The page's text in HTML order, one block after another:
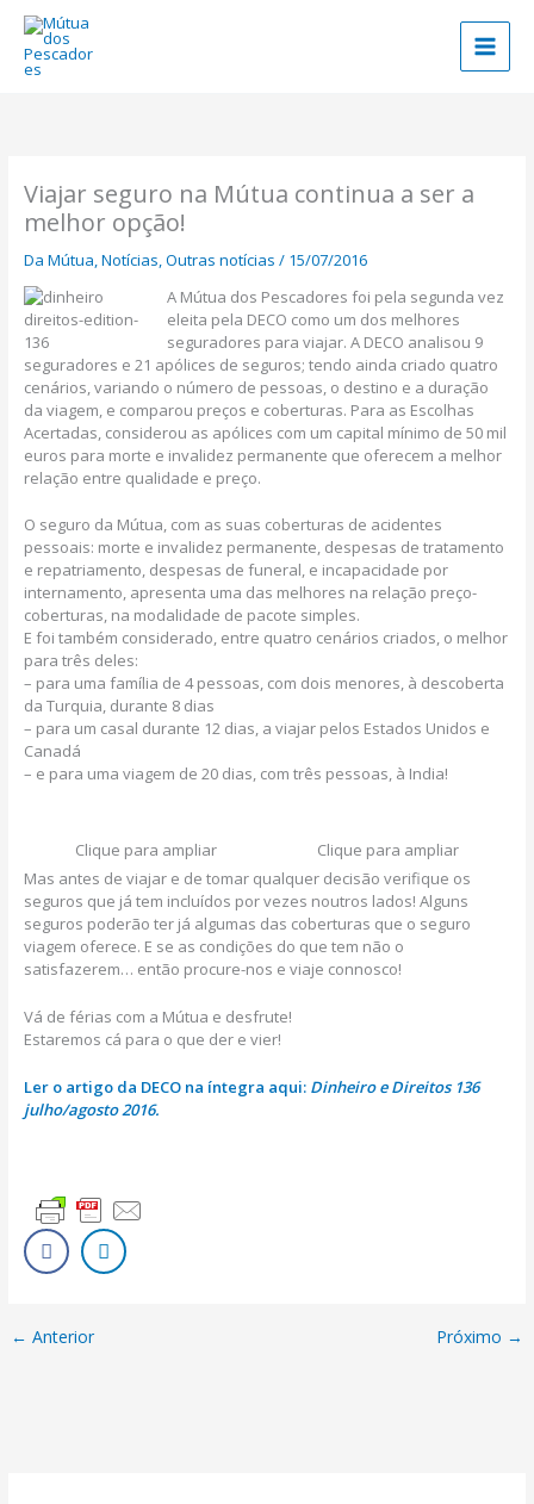
content
Viajar seguro na Mútua continua a ser a
melhor opção!
Da Mútua ,Notícias ,Outras notícias / 15/07/2016
A Mútua dos Pescadores foi pela segunda vez
eleita pela DECO como um dos melhores
seguradores para viajar. A DECO analisou 9
seguradores e 21 apólices de seguros; tendo ainda criado quatro
cenários, variando o número de pessoas, o destino e a duração
da viagem, e comparou preços e coberturas. Para as Escolhas
Acertadas, considerou as apólices com um capital mínimo de 50 mil
euros para morte e invalidez permanente que oferecem a melhor
relação entre qualidade e preço.
O seguro da Mútua, com as suas coberturas de acidentes
pessoais: morte e invalidez permanente, despesas de tratamento
e repatriamento, despesas de funeral, e incapacidade por
internamento, apresenta uma das melhores na relação preço-
coberturas, na modalidade de pacote simples.
E foi também considerado, entre quatro cenários criados, o melhor
para três deles:
– para uma família de 4 pessoas, com dois menores, à descoberta
da Turquia, durante 8 dias
– para um casal durante 12 dias, a viajar pelos Estados Unidos e
Canadá
– e para uma viagem de 20 dias, com três pessoas, à India!
Clique para ampliar
Clique para ampliar
Mas antes de viajar e de tomar qualquer decisão verifique os
seguros que já tem incluídos por vezes noutros lados! Alguns
seguros poderão ter já algumas das coberturas que o seguro
viagem oferece. E se as condições do que tem não o
satisfazerem… então procure-nos e viaje connosco!
Vá de férias com a Mútua e desfrute!
Estaremos cá para o que der e vier!
Ler o artigo da DECO na íntegra aqui: Dinheiro e Direitos 136
julho/agosto 2016.
← Anterior Próximo →